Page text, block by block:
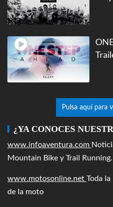
Pulsa aquí para
¿YA CONOCES
www.infoaventura.com
Mountain Bike y Trail Running.
www.motosonline.net Toda
de la moto